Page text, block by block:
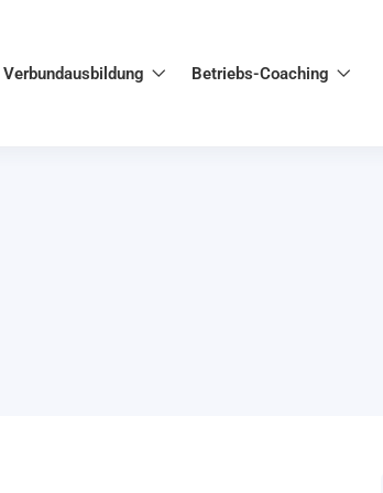
Verbundausbildung Betriebs-Coaching